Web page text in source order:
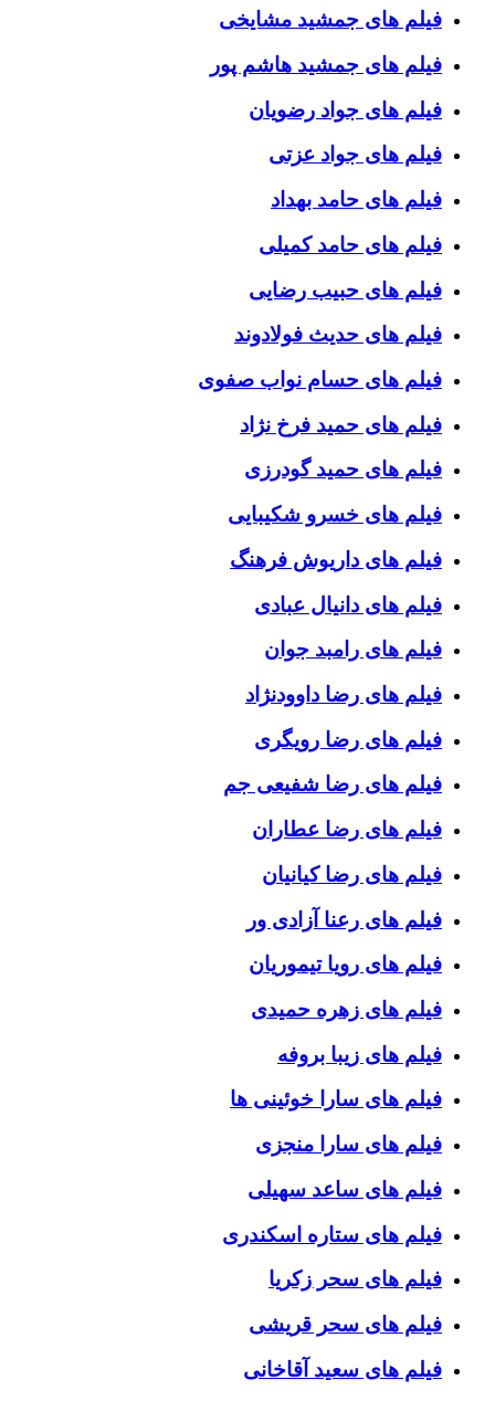
فیلم های جمشید مشایخی
فیلم های جمشید هاشم پور
فیلم های جواد رضویان
فیلم های جواد عزتی
فیلم های حامد بهداد
فیلم های حامد کمیلی
فیلم های حبیب رضایی
فیلم های حدیث فولادوند
فیلم های حسام نواب صفوی
فیلم های حمید فرخ نژاد
فیلم های حمید گودرزی
فیلم های خسرو شکیبایی
فیلم های داریوش فرهنگ
فیلم های دانیال عبادی
فیلم های رامبد جوان
فیلم های رضا داوودنژاد
فیلم های رضا رویگری
فیلم های رضا شفیعی جم
فیلم های رضا عطاران
فیلم های رضا کیانیان
فیلم های رعنا آزادی ور
فیلم های رویا تیموریان
فیلم های زهره حمیدی
فیلم های زیبا بروفه
فیلم های سارا خوئینی ها
فیلم های سارا منجزی
فیلم های ساعد سهیلی
فیلم های ستاره اسکندری
فیلم های سحر زکریا
فیلم های سحر قریشی
فیلم های سعید آقاخانی